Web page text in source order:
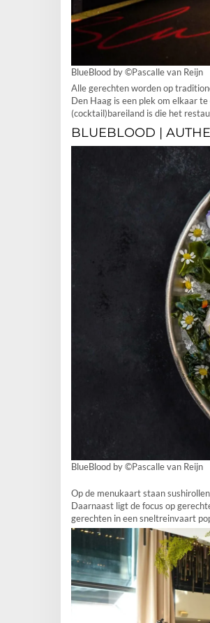
BlueBlood by ©Pascalle van Reijn
Alle gerechten worden op
Den Haag is een plek om elkaar
(cocktail)bareiland is die het
BLUEBLOOD |
BlueBlood by ©Pascalle van Reijn
Op de menukaart staan
Daarnaast ligt de focus op
gerechten in een sneltreinvaart